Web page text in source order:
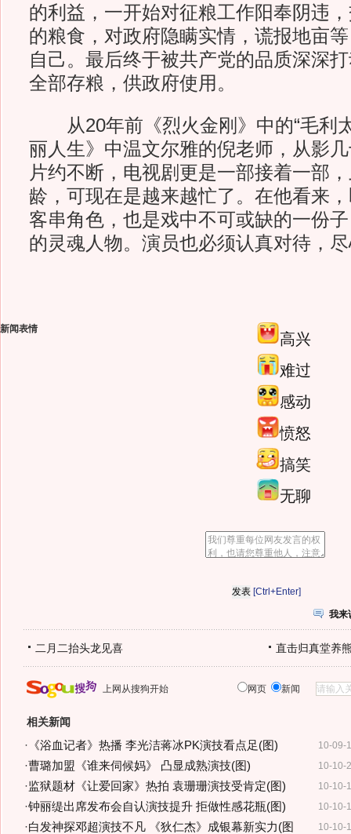
的利益，一开始对征粮工作阳奉阴违
的粮食，对政府隐瞒实情，谎报地亩
自己。最后终于被共产党的品质深深
全部存粮，供政府使用。
从20年前《烈火金刚》中的“毛利
丽人生》中温文尔雅的倪老师，从影
片约不断，电视剧更是一部接着一部
龄，可现在是越来越忙了。在他看来
客串角色，也是戏中不可或缺的一份
的灵魂人物。演员也必须认真对待，
新闻表情
高兴
难过
感动
愤怒
搞笑
无聊
[Ctrl+Enter]
我来
二月二抬头龙见喜 直击归真堂养
上网从搜狗开始 网页 新闻
相关新闻
10-09-
· 《浴血记者》热播 李光洁蒋冰PK演技看点足(图)
10-10-
·曹璐加盟《谁来伺候妈》 凸显成熟演技(图)
10-10-
·监狱题材《让爱回家》热拍 袁珊珊演技受肯定(图)
10-10-
·钟丽缇出席发布会自认演技提升 拒做性感花瓶(图)
10-10-
·白发神探邓超演技不凡 《狄仁杰》成银幕新实力(图